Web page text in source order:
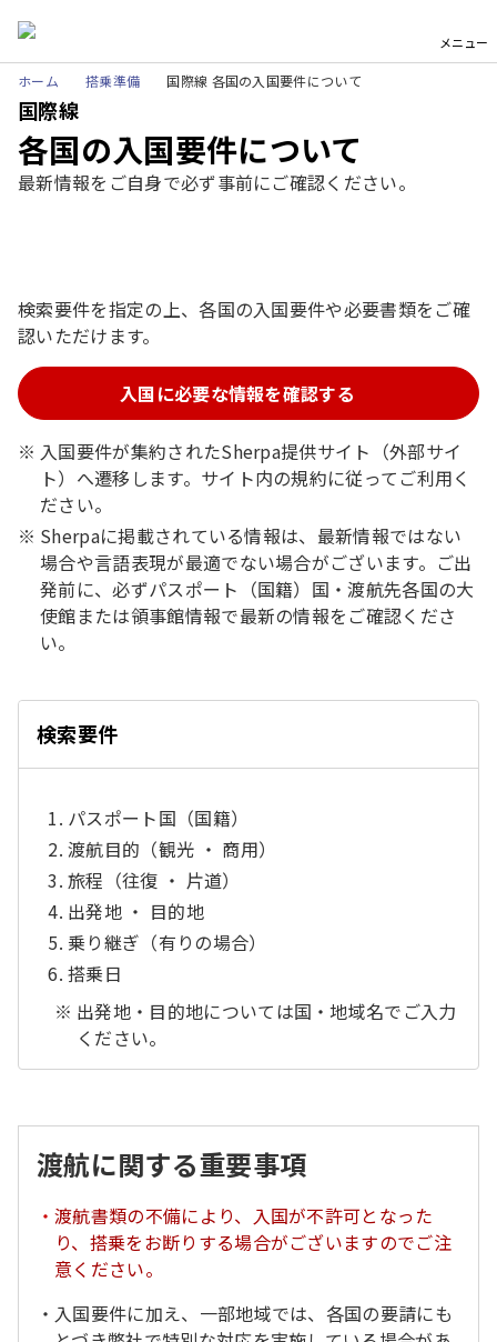
メニュー
ホーム 搭乗準備 国際線 各国の入国要件について
国際線
各国の入国要件について
最新情報をご自身で必ず事前にご確認ください。
検索要件を指定の上、各国の入国要件や必要書類をご確
認いただけます。
入国に必要な情報を確認する
入国要件が集約されたSherpa提供サイト（外部サイ
ト）へ遷移します。サイト内の規約に従ってご利用く
ださい。
Sherpaに掲載されている情報は、最新情報ではない
場合や言語表現が最適でない場合がございます。ご出
発前に、必ずパスポート（国籍）国・渡航先各国の大
使館または領事館情報で最新の情報をご確認くださ
い。
検索要件
じ
パスポート国（国籍）
渡航目的（観光 ・ 商用）
旅程（往復 ・ 片道）
出発地 ・ 目的地
乗り継ぎ（有りの場合）
搭乗日
出発地・目的地については国・地域名でご入力
ください。
渡航に関する重要事項
渡航書類の不備により、入国が不許可となった
り、搭乗をお断りする場合がございますのでご注
意ください。
入国要件に加え、一部地域では、各国の要請にも